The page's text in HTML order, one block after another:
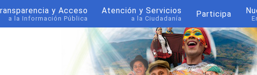
y Acceso
a la Información Pública
Atención y Servicios
a la Ciudadanía Participa